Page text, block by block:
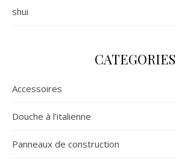
shui
CATEGORIES
Accessoires
Douche à l'italienne
Panneaux de construction